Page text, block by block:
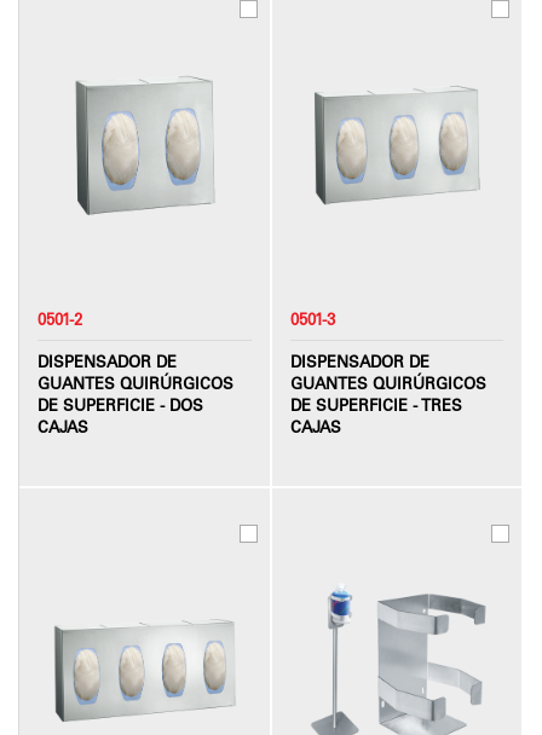
0501-2
DISPENSADOR DE
GUANTES QUIRÚRGICOS
DE SUPERFICIE - DOS
CAJAS
0501-3
DISPENSADOR DE
GUANTES QUIRÚRGICOS
DE SUPERFICIE - TRES
CAJAS